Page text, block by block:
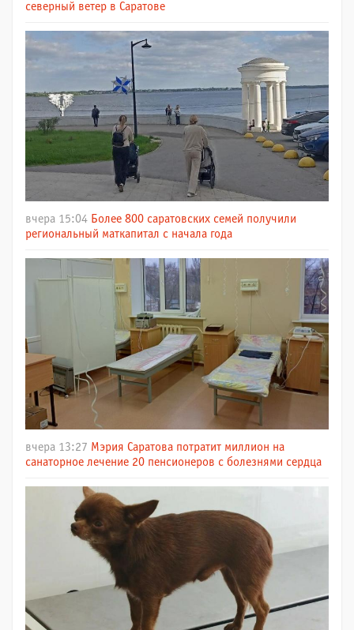
северный ветер в Саратове
вчера 15:04 Более 800 саратовских семей получили
региональный маткапитал с начала года
вчера 13:27 Мэрия Саратова потратит миллион на
санаторное лечение 20 пенсионеров с болезнями сердца